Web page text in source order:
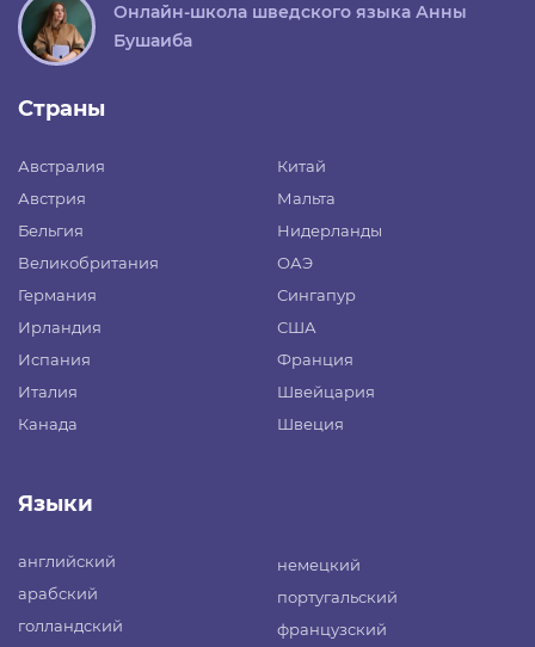
Онлайн-школа шведского языка Анны
Бушаиба
Страны
Австралия
Австрия
Бельгия
Великобритания
Германия
Ирландия
Испания
Италия
Канада
Китай
Мальта
Нидерланды
ОАЭ
Сингапур
США
Франция
Швейцария
Швеция
Языки
английский
арабский
голландский
немецкий
португальский
французский